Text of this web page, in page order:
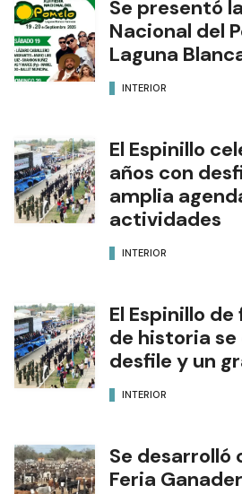
Se presentó
Nacional del
Laguna
INTERIOR
El Espinillo
años con
amplia
actividades
INTERIOR
El Espinillo de
de historia
desfile y un
INTERIOR
Se desarrolló
Feria